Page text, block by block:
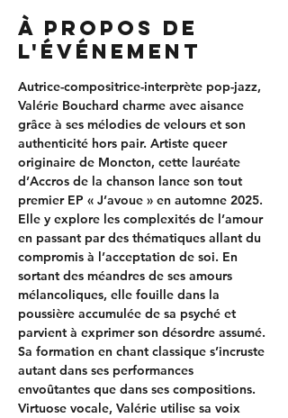
À propos de
l'événement
Autrice-compositrice-interprète pop-jazz,
Valérie Bouchard charme avec aisance
grâce à ses mélodies de velours et son
authenticité hors pair. Artiste queer
originaire de Moncton, cette lauréate
d’Accros de la chanson lance son tout
premier EP « J’avoue » en automne 2025.
Elle y explore les complexités de l’amour
en passant par des thématiques allant du
compromis à l’acceptation de soi. En
sortant des méandres de ses amours
mélancoliques, elle fouille dans la
poussière accumulée de sa psyché et
parvient à exprimer son désordre assumé.
Sa formation en chant classique s’incruste
autant dans ses performances
envoûtantes que dans ses compositions.
Virtuose vocale, Valérie utilise sa voix